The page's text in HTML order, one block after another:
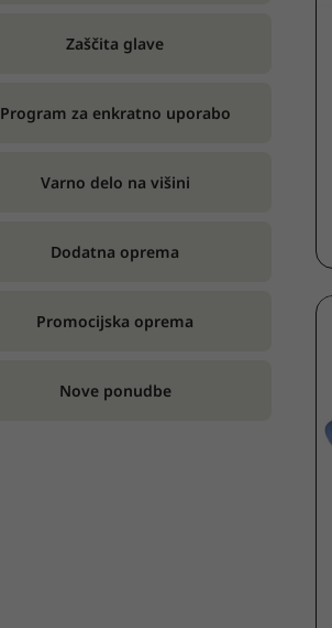
Zaščita glave
Program za enkratno uporabo
Varno delo na višini
Dodatna oprema
Promocijska oprema
Nove ponudbe